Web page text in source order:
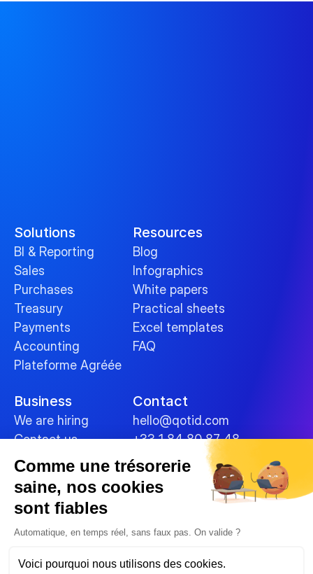
Comme une trésorerie
saine, nos cookies
sont fiables
Automatique, en temps réel, sans faux pas. On valide ?
Voici pourquoi nous utilisons des cookies.
Solutions
BI & Reporting
Sales
Purchases
Treasury
Payments
Accounting
Plateforme Agréée
Resources
Blog
Infographics
White papers
Practical sheets
Excel templates
FAQ
Business
We are hiring
Contact us
Contact
hello@qotid.com
+33 1 84 80 87 48
Policies
Terms and conditions
Legal Notices
Cookies
Privacy Policy